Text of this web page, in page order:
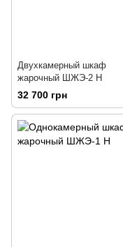
Двухкамерный шкаф
жарочный ШЖЭ-2 Н
32 700 грн